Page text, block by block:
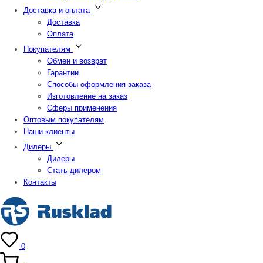
Доставка и оплата
Доставка
Оплата
Покупателям
Обмен и возврат
Гарантии
Способы оформления заказа
Изготовление на заказ
Сферы применения
Оптовым покупателям
Наши клиенты
Дилеры
Дилеры
Стать дилером
Контакты
0